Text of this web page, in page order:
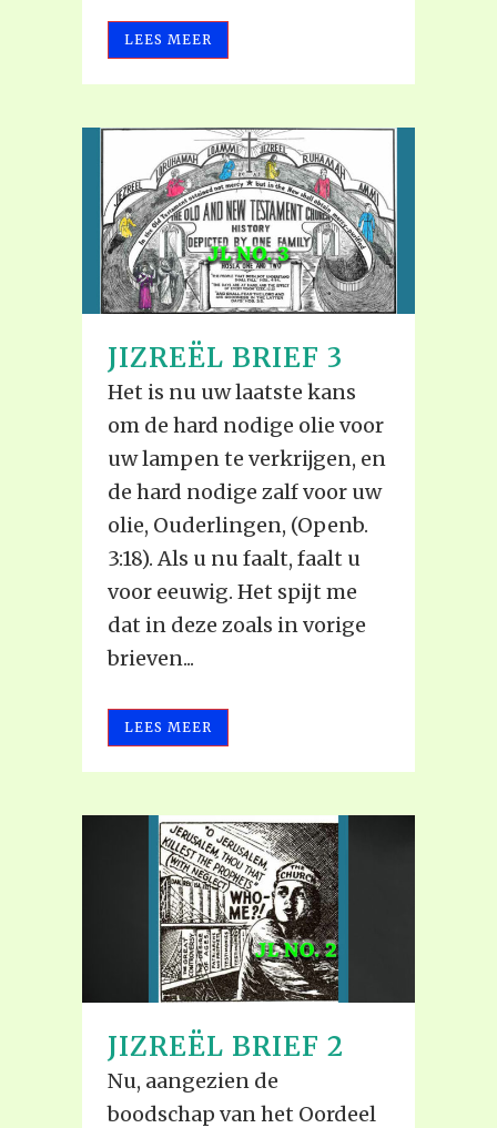
LEES MEER
JIZREËL BRIEF 3
Het is nu uw laatste kans
om de hard nodige olie voor
uw lampen te verkrijgen, en
de hard nodige zalf voor uw
olie, Ouderlingen, (Openb.
3:18). Als u nu faalt, faalt u
voor eeuwig. Het spijt me
dat in deze zoals in vorige
brieven...
LEES MEER
JIZREËL BRIEF 2
Nu, aangezien de
boodschap van het Oordeel